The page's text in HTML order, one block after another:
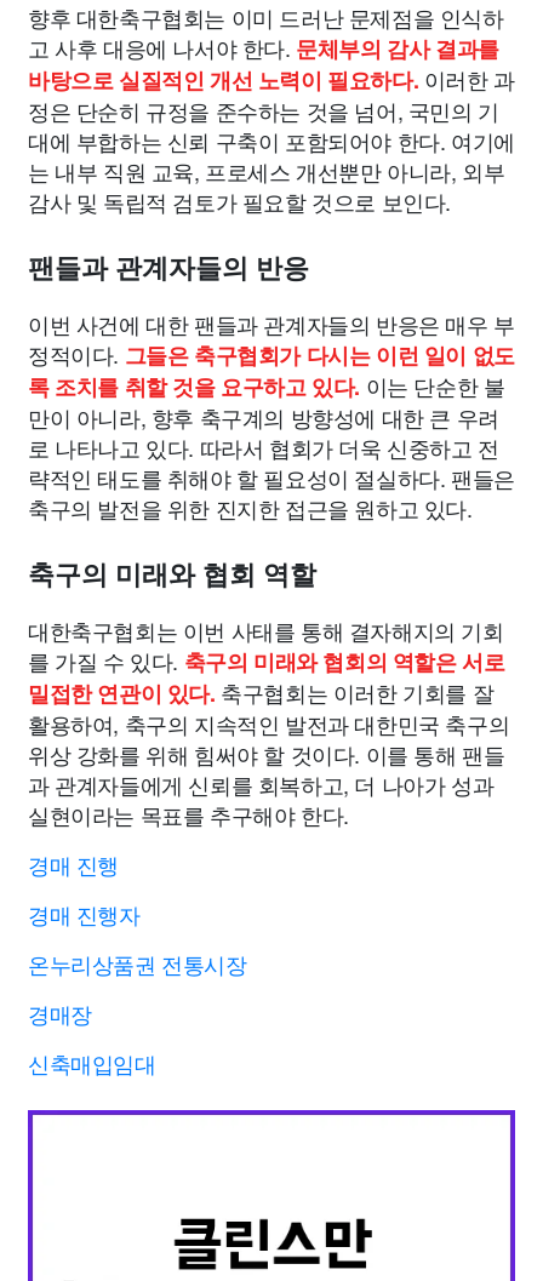
향후 대한축구협회는 이미 드러난 문제점을 인식하
고 사후 대응에 나서야 한다. 문체부의 감사 결과를
바탕으로 실질적인 개선 노력이 필요하다. 이러한 과
정은 단순히 규정을 준수하는 것을 넘어, 국민의 기
대에 부합하는 신뢰 구축이 포함되어야 한다. 여기에
는 내부 직원 교육, 프로세스 개선뿐만 아니라, 외부
감사 및 독립적 검토가 필요할 것으로 보인다.
팬들과 관계자들의 반응
이번 사건에 대한 팬들과 관계자들의 반응은 매우 부
정적이다. 그들은 축구협회가 다시는 이런 일이 없도
록 조치를 취할 것을 요구하고 있다. 이는 단순한 불
만이 아니라, 향후 축구계의 방향성에 대한 큰 우려
로 나타나고 있다. 따라서 협회가 더욱 신중하고 전
략적인 태도를 취해야 할 필요성이 절실하다. 팬들은
축구의 발전을 위한 진지한 접근을 원하고 있다.
축구의 미래와 협회 역할
대한축구협회는 이번 사태를 통해 결자해지의 기회
를 가질 수 있다. 축구의 미래와 협회의 역할은 서로
밀접한 연관이 있다. 축구협회는 이러한 기회를 잘
활용하여, 축구의 지속적인 발전과 대한민국 축구의
위상 강화를 위해 힘써야 할 것이다. 이를 통해 팬들
과 관계자들에게 신뢰를 회복하고, 더 나아가 성과
실현이라는 목표를 추구해야 한다.
경매 진행
경매 진행자
온누리상품권 전통시장
경매장
신축매입임대